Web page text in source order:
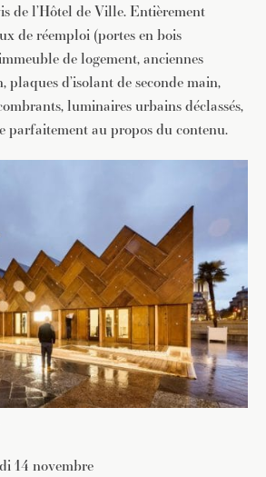
de l’Hôtel de Ville. Entièrement
de réemploi (portes en bois
de logement, anciennes
plaques d’isolant de seconde main,
luminaires urbains déclassés,
parfaitement au propos du contenu.
14 novembre